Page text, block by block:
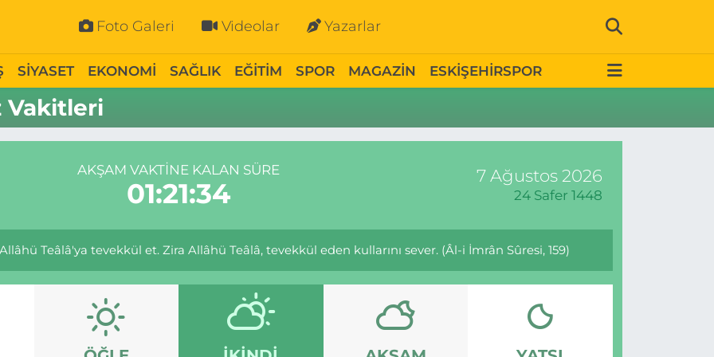
Foto Galeri Videolar Yazarlar
SİYASET EKONOMİ SAĞLIK EĞİTİM SPOR MAGAZİN ESKİŞEHİRSPOR
Vakitleri
AKŞAM VAKTINE KALAN SÜRE
01:21:34
7 Ağustos 2026
24 Safer 1448
Teâlâ'ya tevekkül et. Zira Allâhü Teâlâ, tevekkül eden kullarını sever. (Âl-i İmrân Sûresi, 159)